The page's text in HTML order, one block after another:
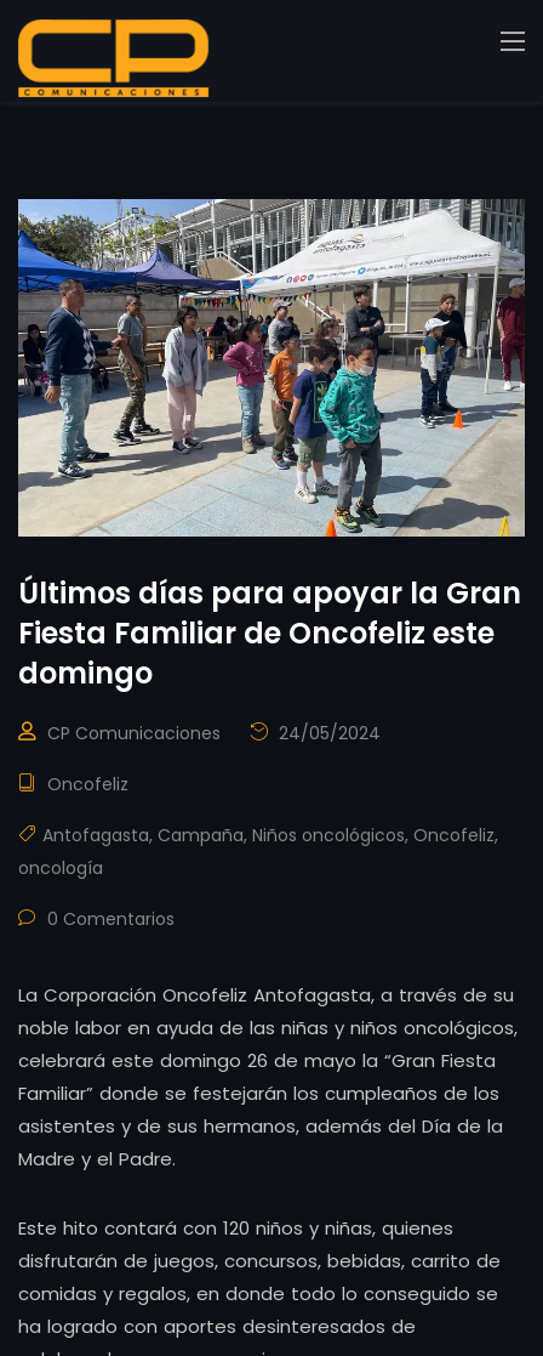
Últimos días para apoyar la Gran
Fiesta Familiar de Oncofeliz este
domingo
CP Comunicaciones 24/05/2024
Oncofeliz
Antofagasta, Campaña, Niños oncológicos, Oncofeliz,
oncología
0 Comentarios
La Corporación Oncofeliz Antofagasta, a través de su
noble labor en ayuda de las niñas y niños oncológicos,
celebrará este domingo 26 de mayo la “Gran Fiesta
Familiar” donde se festejarán los cumpleaños de los
asistentes y de sus hermanos, además del Día de la
Madre y el Padre.
Este hito contará con 120 niños y niñas, quienes
disfrutarán de juegos, concursos, bebidas, carrito de
comidas y regalos, en donde todo lo conseguido se
ha logrado con aportes desinteresados de